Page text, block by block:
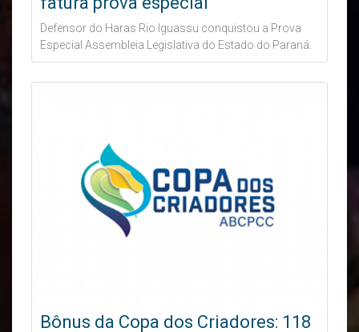
Defensor do Haras Rio Iguassu conquistou a Prova
Especial Assembleia Legislativa do Estado do Paraná.
Bônus da Copa dos Criadores: 118